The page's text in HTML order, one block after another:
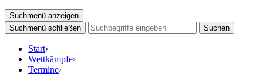
Suchmenü anzeigen
Suchmenü schließen
Suchen
Start›
Wettkämpfe›
Termine›